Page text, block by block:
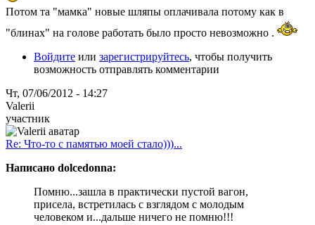
Потом та "мамка" новые шляпы оплачивала потому как в
"блинах" на голове работать было просто невозможно .
Войдите или зарегистрируйтесь, чтобы получить
возможность отправлять комментарии
Чт, 07/06/2012 - 14:27
Valerii
участник
Re: Что-то с памятью моей стало)))...
Написано dolcedonna:
Помню...зашла в практически пустой вагон,
присела, встретилась с взглядом с молодым
человеком и...дальше ничего не помню!!!